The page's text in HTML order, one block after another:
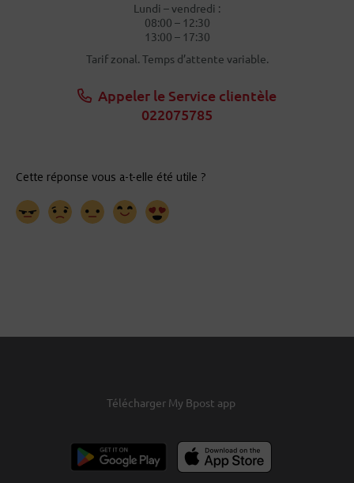
Lundi – vendredi :
08:00 – 12:30
13:00 – 17:30
Tarif zonal. Temps d’attente variable.
Appeler le Service clientèle
022075785
Télécharger My Bpost app